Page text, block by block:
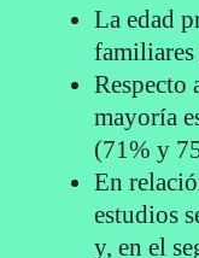
La edad
familiares
Respecto
mayoría
(71% y
En
estudios
y, en el